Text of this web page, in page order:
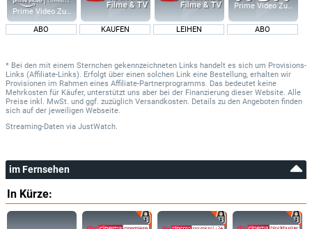
Prime Video Zusatz-Kanäle
ABO KAUFEN LEIHEN
Prime Video Zusatz-
ABO
* Bei den mit einem Sternchen gekennzeichneten Links handelt es sich um Provisions-
Links (Affiliate-Links). Erfolgt über einen solchen Link eine Bestellung, erhalten wir
Provisionen im Rahmen eines Affiliate-Partnerprogramms. Das bedeutet keine
Mehrkosten für Käufer, unterstützt uns aber bei der Finanzierung dieser Website. Alle
Preise inkl. MwSt. und ggf. zuzüglich Versandkosten. Details zu den Angeboten finden
sich auf der jeweiligen Webseite.
Streaming-Daten via JustWatch.
im Fernsehen
In Kürze: